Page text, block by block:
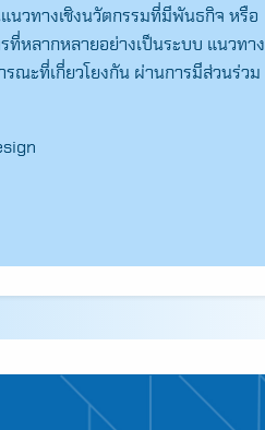
นวทางเชิงนวัตกรรมที่มีพันธกิจ หรือ
ที่หลากหลายอย่างเป็นระบบ แนวทาง
ณะที่เกี่ยวโยงกัน ผ่านการมีส่วนร่วม